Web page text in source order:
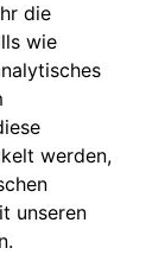
die
wie
werden,
unseren